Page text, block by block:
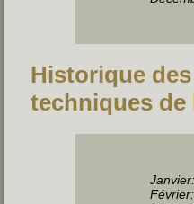
Historique
techniques de
Janvier:
Février: